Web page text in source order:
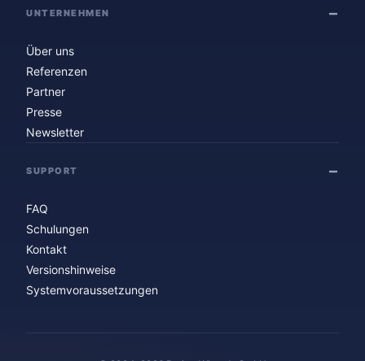
UNTERNEHMEN
Über uns
Referenzen
Partner
Presse
Newsletter
SUPPORT
FAQ
Schulungen
Kontakt
Versionshinweise
Systemvoraussetzungen